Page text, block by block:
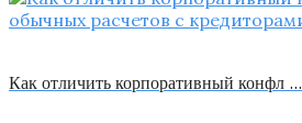
Как отличить корпоративный конфл …